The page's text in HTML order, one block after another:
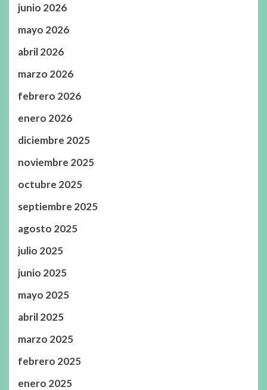
junio 2026
mayo 2026
abril 2026
marzo 2026
febrero 2026
enero 2026
diciembre 2025
noviembre 2025
octubre 2025
septiembre 2025
agosto 2025
julio 2025
junio 2025
mayo 2025
abril 2025
marzo 2025
febrero 2025
enero 2025